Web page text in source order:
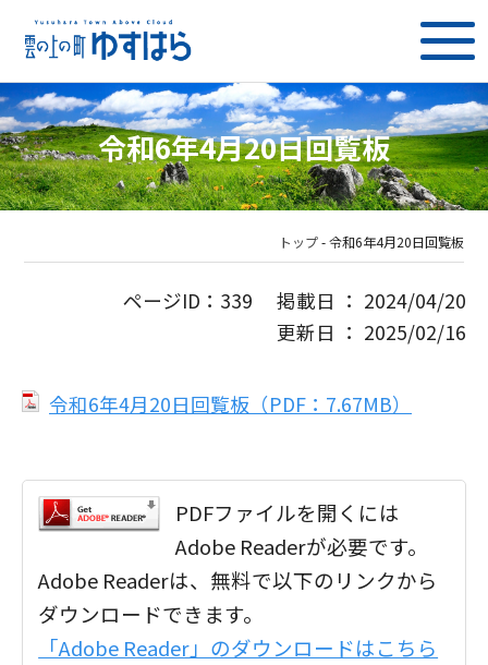
令和6年4月20日回覧板
トップ-令和6年4月20日回覧板
ページID：339 掲載日 ： 2024/04/20
更新日 ： 2025/02/16
令和6年4月20日回覧板（PDF：7.67MB）
PDFファイルを開くには
Adobe Readerが必要です。
Adobe Readerは、無料で以下のリンクから
ダウンロードできます。
「Adobe Reader」のダウンロードはこちら